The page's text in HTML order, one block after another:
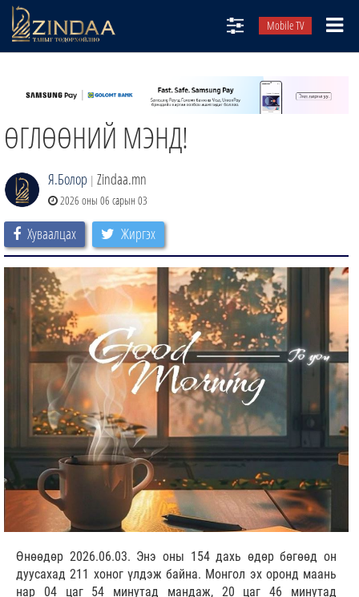
Mobile TV
ТВ8
ӨГЛӨӨНИЙ СОНИН
ЗИНДАА СЭТГҮҮЛ
ӨГЛӨӨНИЙ МЭНД!
Я.Болор | Zindaa.mn
2026 оны 06 сарын 03
Хуваалцах Жиргэх
Өнөөдөр 2026.06.03. Энэ оны 154 дахь өдөр бөгөөд он
дуусахад 211 хоног үлдэж байна. Монгол эх оронд маань
нар 04 цаг 54 минутад мандаж, 20 цаг 46 минутад